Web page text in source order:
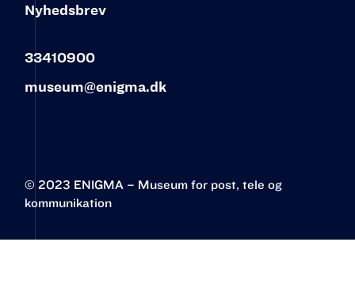
Nyhedsbrev
33410900
museum@enigma.dk
© 2023 ENIGMA – Museum for post, tele og
kommunikation‍